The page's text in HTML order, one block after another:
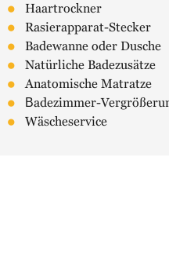
Haartrockner
Rasierapparat-Stecker
Badewanne oder Dusche
Natürliche Badezusätze
Anatomische Matratze
Βadezimmer-
Wäscheservice